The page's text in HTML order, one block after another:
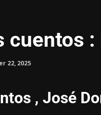
:
22, 2025
, José